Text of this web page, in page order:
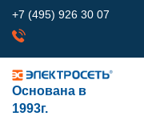
+7 (495) 926 30 07
Основана в
1993г.